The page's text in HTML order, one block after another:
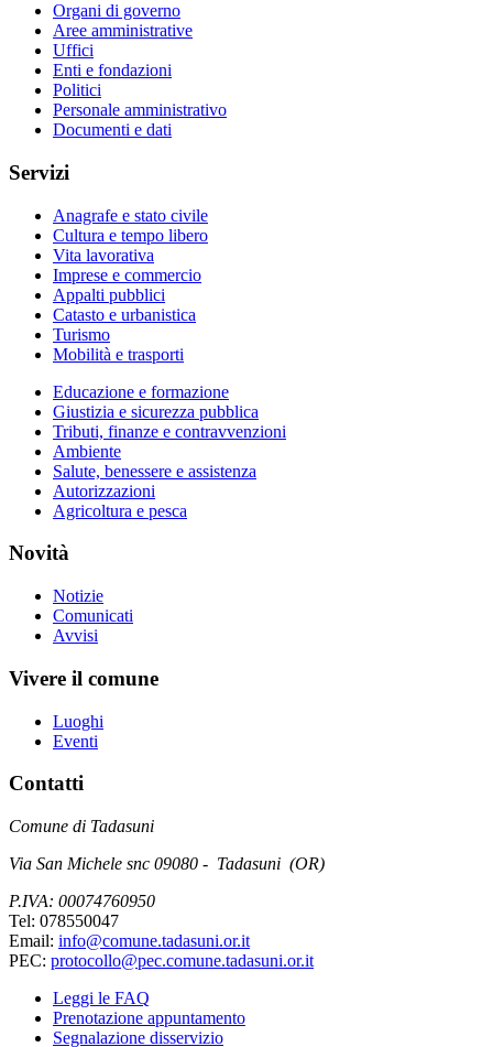
Organi di governo
Aree amministrative
Uffici
Enti e fondazioni
Politici
Personale amministrativo
Documenti e dati
Servizi
Anagrafe e stato civile
Cultura e tempo libero
Vita lavorativa
Imprese e commercio
Appalti pubblici
Catasto e urbanistica
Turismo
Mobilità e trasporti
Educazione e formazione
Giustizia e sicurezza pubblica
Tributi, finanze e contravvenzioni
Ambiente
Salute, benessere e assistenza
Autorizzazioni
Agricoltura e pesca
Novità
Notizie
Comunicati
Avvisi
Vivere il comune
Luoghi
Eventi
Contatti
Comune di Tadasuni
Via San Michele snc 09080 - Tadasuni (OR)
P.IVA: 00074760950
Tel: 078550047
Email: info@comune.tadasuni.or.it
PEC: protocollo@pec.comune.tadasuni.or.it
Leggi le FAQ
Prenotazione appuntamento
Segnalazione disservizio